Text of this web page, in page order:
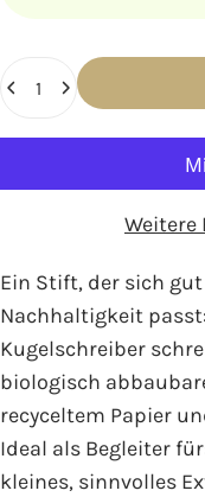
Ein Stift, der sich
Nachhaltigkeit
Kugelschreiber
biologisch
recyceltem Papier
Ideal als Begleiter
kleines, sinnvolles